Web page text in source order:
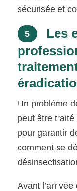
sécurisée et
5
Les
Un problème
peut être
pour garantir
comment se
Avant l’arrivée